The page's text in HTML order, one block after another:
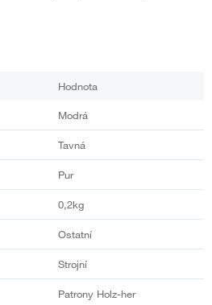
Hodnota
Modrá
Tavná
Pur
0,2kg
Ostatní
Strojní
Patrony Holz-her